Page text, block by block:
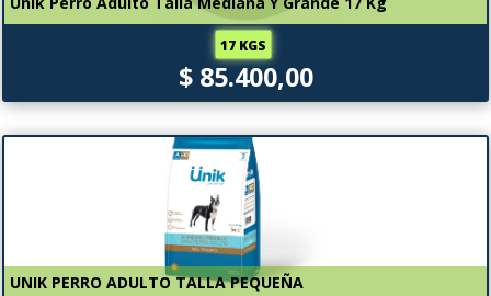
17 KGS
$ 85.400,00
UNIK PERRO ADULTO TALLA PEQUEÑA